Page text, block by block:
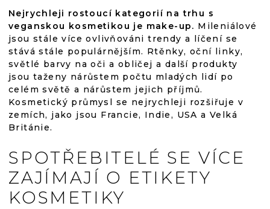
Nejrychleji rostoucí kategorií na trhu s
veganskou kosmetikou je make-up. Mileniálové
jsou stále více ovlivňováni trendy a líčení se
stává stále populárnějším. Rtěnky, oční linky,
světlé barvy na oči a obličej a další produkty
jsou taženy nárůstem počtu mladých lidí po
celém světě a nárůstem jejich příjmů.
Kosmetický průmysl se nejrychleji rozšiřuje v
zemích, jako jsou Francie, Indie, USA a Velká
Británie.
SPOTŘEBITELÉ SE VÍCE
ZAJÍMAJÍ O ETIKETY
KOSMETIKY